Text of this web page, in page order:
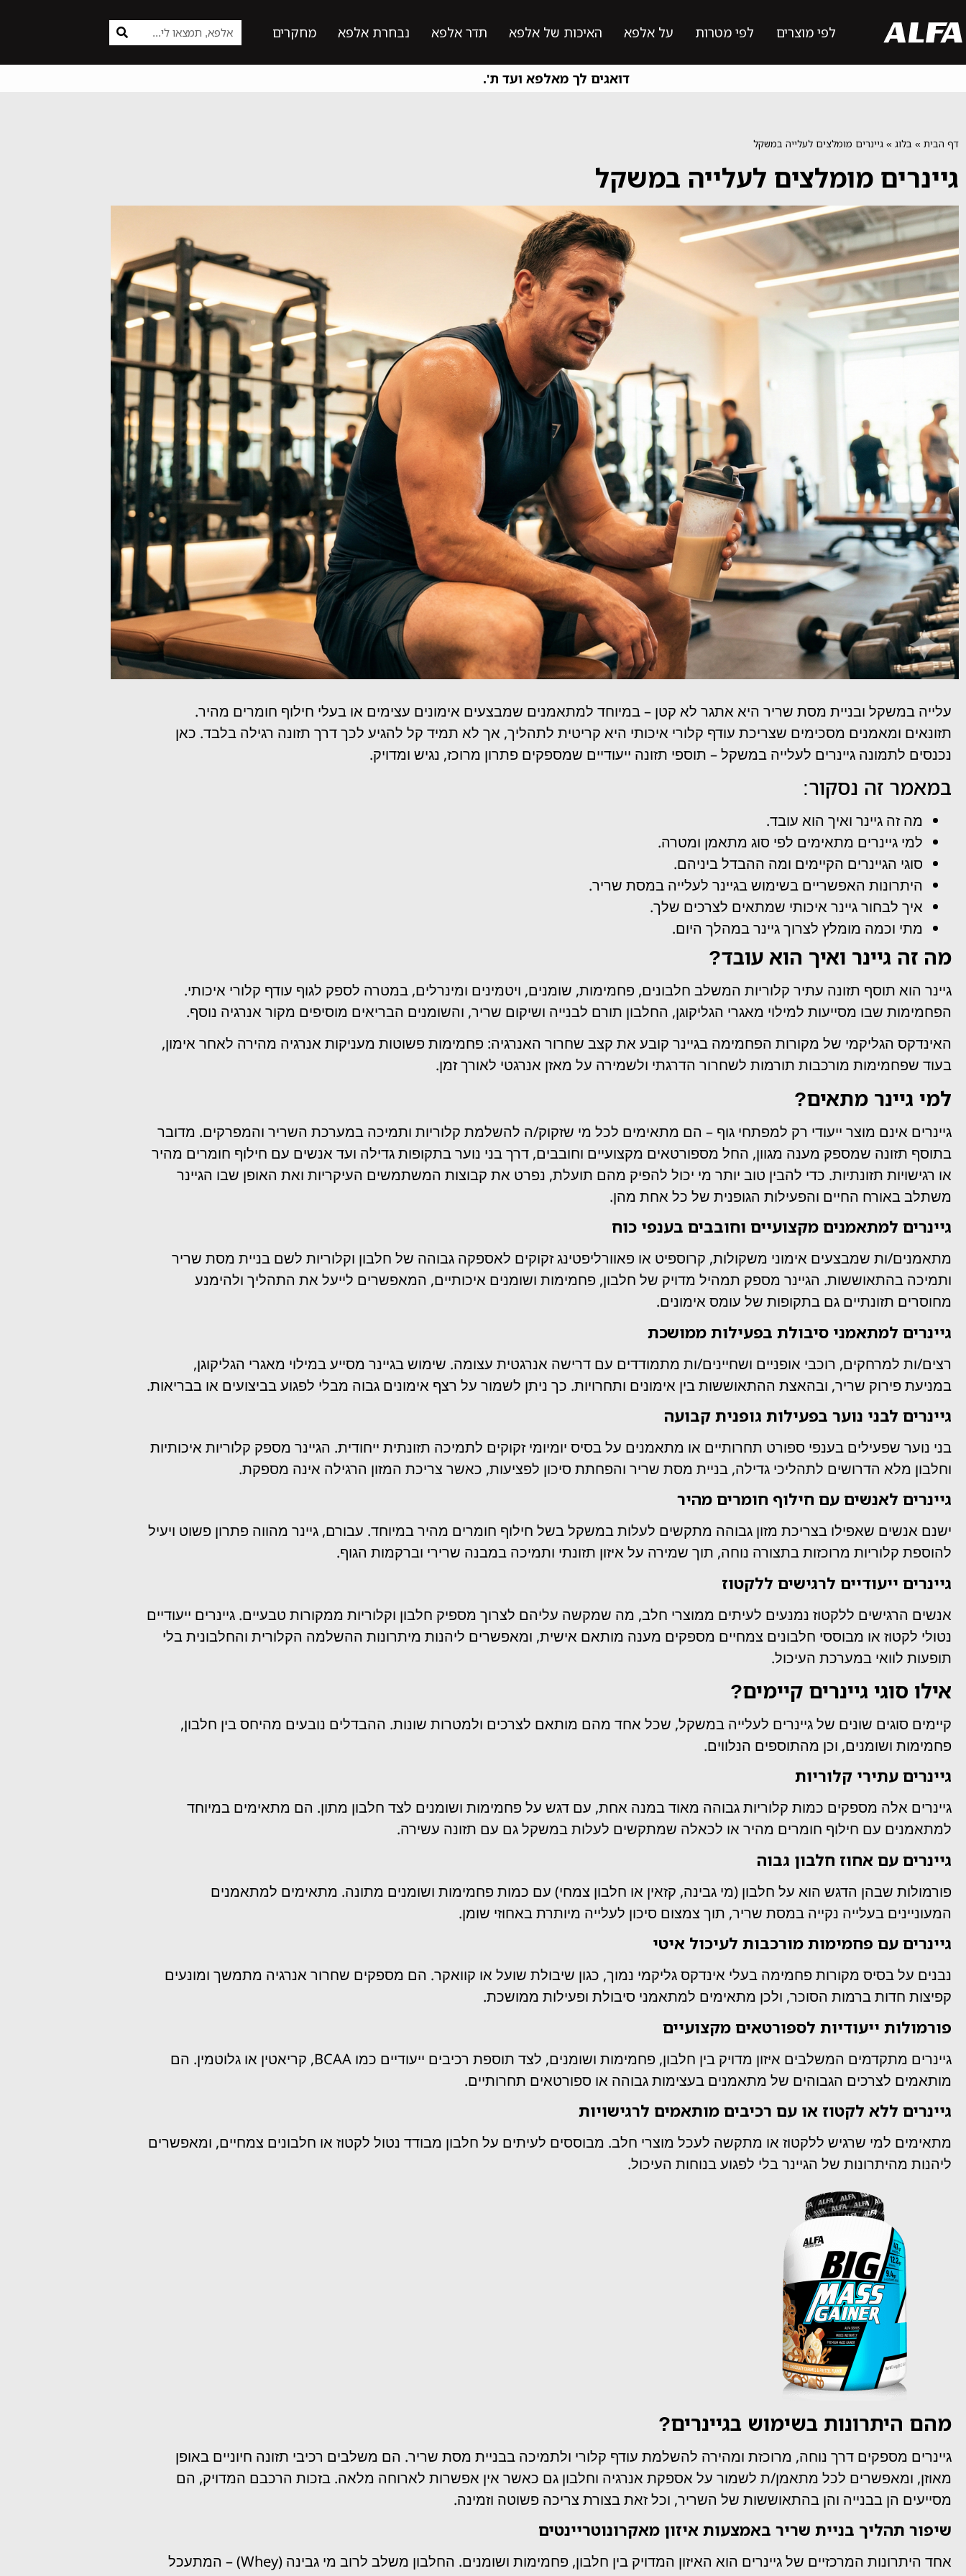
לפי מוצרים לפי מטרות על אלפא האיכות של אלפא תדר אלפא נבחרת אלפא מחקרים
דואגים לך מאלפא ועד ת'.
דף הבית » בלוג » גיינרים מומלצים לעלייה במשקל
גיינרים מומלצים לעלייה במשקל
עלייה במשקל ובניית מסת שריר היא אתגר לא קטן – במיוחד למתאמנים שמבצעים אימונים עצימים או בעלי חילוף חומרים מהיר.
תזונאים ומאמנים מסכימים שצריכת עודף קלורי איכותי היא קריטית לתהליך, אך לא תמיד קל להגיע לכך דרך תזונה רגילה בלבד. כאן
נכנסים לתמונה גיינרים לעלייה במשקל – תוספי תזונה ייעודיים שמספקים פתרון מרוכז, נגיש ומדויק.
במאמר זה נסקור:
מה זה גיינר ואיך הוא עובד.
למי גיינרים מתאימים לפי סוג מתאמן ומטרה.
סוגי הגיינרים הקיימים ומה ההבדל ביניהם.
היתרונות האפשריים בשימוש בגיינר לעלייה במסת שריר.
איך לבחור גיינר איכותי שמתאים לצרכים שלך.
מתי וכמה מומלץ לצרוך גיינר במהלך היום.
מה זה גיינר ואיך הוא עובד?
גיינר הוא תוסף תזונה עתיר קלוריות המשלב חלבונים, פחמימות, שומנים, ויטמינים ומינרלים, במטרה לספק לגוף עודף קלורי איכותי.
הפחמימות שבו מסייעות למילוי מאגרי הגליקוגן, החלבון תורם לבנייה ושיקום שריר, והשומנים הבריאים מוסיפים מקור אנרגיה נוסף.
האינדקס הגליקמי של מקורות הפחמימה בגיינר קובע את קצב שחרור האנרגיה: פחמימות פשוטות מעניקות אנרגיה מהירה לאחר אימון,
בעוד שפחמימות מורכבות תורמות לשחרור הדרגתי ולשמירה על מאזן אנרגטי לאורך זמן.
למי גיינר מתאים?
גיינרים אינם מוצר ייעודי רק למפתחי גוף – הם מתאימים לכל מי שזקוק/ה להשלמת קלוריות ותמיכה במערכת השריר והמפרקים. מדובר
בתוסף תזונה שמספק מענה מגוון, החל מספורטאים מקצועיים וחובבים, דרך בני נוער בתקופות גדילה ועד אנשים עם חילוף חומרים מהיר
או רגישויות תזונתיות. כדי להבין טוב יותר מי יכול להפיק מהם תועלת, נפרט את קבוצות המשתמשים העיקריות ואת האופן שבו הגיינר
משתלב באורח החיים והפעילות הגופנית של כל אחת מהן.
גיינרים למתאמנים מקצועיים וחובבים בענפי כוח
מתאמנים/ות שמבצעים אימוני משקולות, קרוספיט או פאוורליפטינג זקוקים לאספקה גבוהה של חלבון וקלוריות לשם בניית מסת שריר
ותמיכה בהתאוששות. הגיינר מספק תמהיל מדויק של חלבון, פחמימות ושומנים איכותיים, המאפשרים לייעל את התהליך ולהימנע
מחוסרים תזונתיים גם בתקופות של עומס אימונים.
גיינרים למתאמני סיבולת בפעילות ממושכת
רצים/ות למרחקים, רוכבי אופניים ושחיינים/ות מתמודדים עם דרישה אנרגטית עצומה. שימוש בגיינר מסייע במילוי מאגרי הגליקוגן,
במניעת פירוק שריר, ובהאצת ההתאוששות בין אימונים ותחרויות. כך ניתן לשמור על רצף אימונים גבוה מבלי לפגוע בביצועים או בבריאות.
גיינרים לבני נוער בפעילות גופנית קבועה
בני נוער שפעילים בענפי ספורט תחרותיים או מתאמנים על בסיס יומיומי זקוקים לתמיכה תזונתית ייחודית. הגיינר מספק קלוריות איכותיות
וחלבון מלא הדרושים לתהליכי גדילה, בניית מסת שריר והפחתת סיכון לפציעות, כאשר צריכת המזון הרגילה אינה מספקת.
גיינרים לאנשים עם חילוף חומרים מהיר
ישנם אנשים שאפילו בצריכת מזון גבוהה מתקשים לעלות במשקל בשל חילוף חומרים מהיר במיוחד. עבורם, גיינר מהווה פתרון פשוט ויעיל
להוספת קלוריות מרוכזות בתצורה נוחה, תוך שמירה על איזון תזונתי ותמיכה במבנה שרירי וברקמות הגוף.
גיינרים ייעודיים לרגישים ללקטוז
אנשים הרגישים ללקטוז נמנעים לעיתים ממוצרי חלב, מה שמקשה עליהם לצרוך מספיק חלבון וקלוריות ממקורות טבעיים. גיינרים ייעודיים
נטולי לקטוז או מבוססי חלבונים צמחיים מספקים מענה מותאם אישית, ומאפשרים ליהנות מיתרונות ההשלמה הקלורית והחלבונית בלי
תופעות לוואי במערכת העיכול.
אילו סוגי גיינרים קיימים?
קיימים סוגים שונים של גיינרים לעלייה במשקל, שכל אחד מהם מותאם לצרכים ולמטרות שונות. ההבדלים נובעים מהיחס בין חלבון,
פחמימות ושומנים, וכן מהתוספים הנלווים.
גיינרים עתירי קלוריות
גיינרים אלה מספקים כמות קלוריות גבוהה מאוד במנה אחת, עם דגש על פחמימות ושומנים לצד חלבון מתון. הם מתאימים במיוחד
למתאמנים עם חילוף חומרים מהיר או לכאלה שמתקשים לעלות במשקל גם עם תזונה עשירה.
גיינרים עם אחוז חלבון גבוה
פורמולות שבהן הדגש הוא על חלבון (מי גבינה, קזאין או חלבון צמחי) עם כמות פחמימות ושומנים מתונה. מתאימים למתאמנים
המעוניינים בעלייה נקייה במסת שריר, תוך צמצום סיכון לעלייה מיותרת באחוזי שומן.
גיינרים עם פחמימות מורכבות לעיכול איטי
נבנים על בסיס מקורות פחמימה בעלי אינדקס גליקמי נמוך, כגון שיבולת שועל או קוואקר. הם מספקים שחרור אנרגיה מתמשך ומונעים
קפיצות חדות ברמות הסוכר, ולכן מתאימים למתאמני סיבולת ופעילות ממושכת.
פורמולות ייעודיות לספורטאים מקצועיים
גיינרים מתקדמים המשלבים איזון מדויק בין חלבון, פחמימות ושומנים, לצד תוספת רכיבים ייעודיים כמו BCAA, קריאטין או גלוטמין. הם
מותאמים לצרכים הגבוהים של מתאמנים בעצימות גבוהה או ספורטאים תחרותיים.
גיינרים ללא לקטוז או עם רכיבים מותאמים לרגישויות
מתאימים למי שרגיש ללקטוז או מתקשה לעכל מוצרי חלב. מבוססים לעיתים על חלבון מבודד נטול לקטוז או חלבונים צמחיים, ומאפשרים
ליהנות מהיתרונות של הגיינר בלי לפגוע בנוחות העיכול.
מהם היתרונות בשימוש בגיינרים?
גיינרים מספקים דרך נוחה, מרוכזת ומהירה להשלמת עודף קלורי ולתמיכה בבניית מסת שריר. הם משלבים רכיבי תזונה חיוניים באופן
מאוזן, ומאפשרים לכל מתאמן/ת לשמור על אספקת אנרגיה וחלבון גם כאשר אין אפשרות לארוחה מלאה. בזכות הרכבם המדויק, הם
מסייעים הן בבנייה והן בהתאוששות של השריר, וכל זאת בצורת צריכה פשוטה וזמינה.
שיפור תהליך בניית שריר באמצעות איזון מאקרונוטריינטים
אחד היתרונות המרכזיים של גיינרים הוא האיזון המדויק בין חלבון, פחמימות ושומנים. החלבון משלב לרוב מי גבינה (Whey) – המתעכל